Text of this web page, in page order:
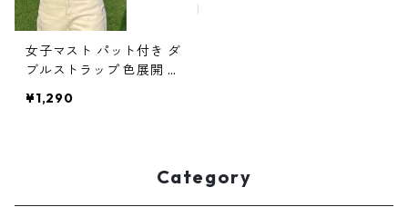
女子マスト パット付き ダ
ブルストラップ 色展開 キ
¥1,290
Category